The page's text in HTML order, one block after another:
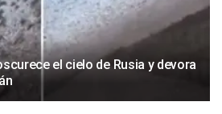
el cielo de Rusia y devora